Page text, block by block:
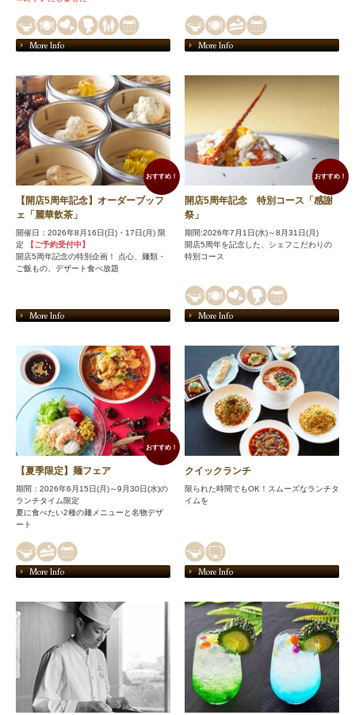
More Info More Info
おすすめ！
【開店5周年記念】オーダーブッフ
ェ「麗華飲茶」
開催日：2026年8月16日(日)・17日(月) 限
定
【ご予約受付中】
開店5周年記念の特別企画！ 点心、麺類・
ご飯もの、デザート食べ放題
More Info
おすすめ！
開店5周年記念 特別コース「感謝
祭」
期間:2026年7月1日(水)～8月31日(月)
開店5周年を記念した、シェフこだわりの
特別コース
More Info
おすすめ！
【夏季限定】麺フェア
期間：2026年6月15日(月)～9月30日(水)の
ランチタイム限定
夏に食べたい2種の麺メニューと名物デザ
ート
More Info
クイックランチ
限られた時間でもOK！スムーズなランチタ
イムを
More Info